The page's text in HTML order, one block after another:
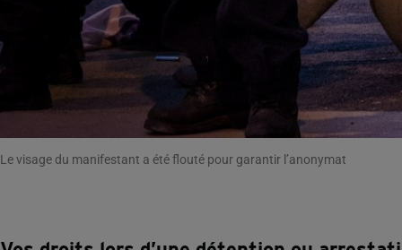
Le visage du manifestant a été flouté pour garantir l’anonymat